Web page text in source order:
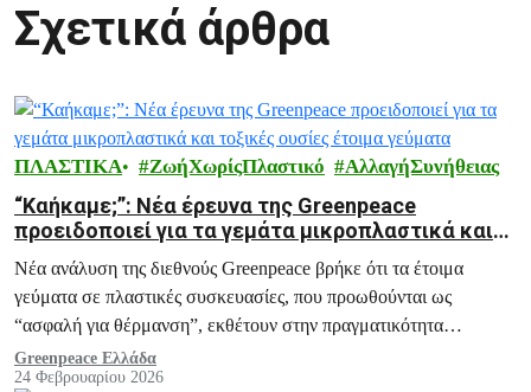
Σχετικά άρθρα
ΠΛΑΣΤΙΚΑ ΖωήΧωρίςΠλαστικό ΑλλαγήΣυνήθειας
“Καήκαμε;”: Νέα έρευνα της Greenpeace
προειδοποιεί για τα γεμάτα μικροπλαστικά και
τοξικές ουσίες έτοιμα γεύματα
Νέα ανάλυση της διεθνούς Greenpeace βρήκε ότι τα έτοιμα
γεύματα σε πλαστικές συσκευασίες, που προωθούνται ως
“ασφαλή για θέρμανση”, εκθέτουν στην πραγματικότητα
εκατομμύρια ανθρώπους σε αόρατες μολυσματικές ουσίες.
Greenpeace Ελλάδα
24 Φεβρουαρίου 2026